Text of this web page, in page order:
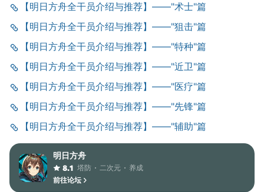
【明日方舟全干员介绍与推荐】——"术士"篇
【明日方舟全干员介绍与推荐】——"狙击"篇
【明日方舟全干员介绍与推荐】——"特种"篇
【明日方舟全干员介绍与推荐】——"近卫"篇
【明日方舟全干员介绍与推荐】——"医疗"篇
【明日方舟全干员介绍与推荐】——"先锋"篇
【明日方舟全干员介绍与推荐】——"辅助"篇
明日方舟
8.1 塔防 二次元
养成
前往论坛